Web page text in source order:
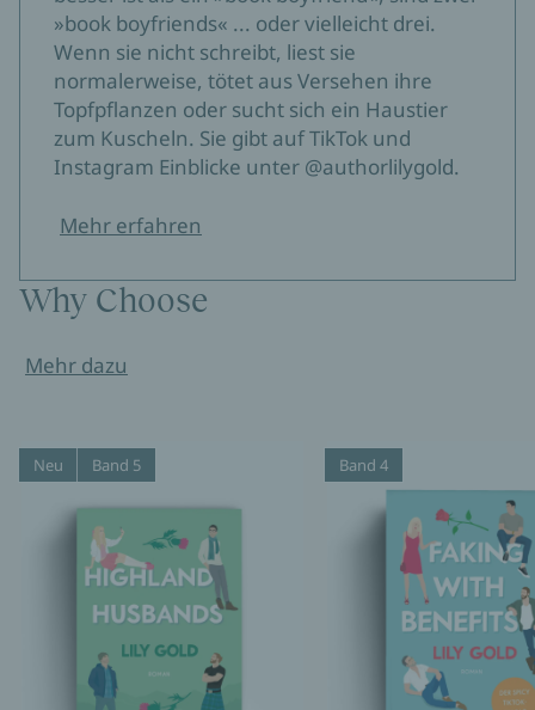
»book boyfriends« ... oder vielleicht drei.
Wenn sie nicht schreibt, liest sie
normalerweise, tötet aus Versehen ihre
Topfpflanzen oder sucht sich ein Haustier
zum Kuscheln. Sie gibt auf TikTok und
Instagram Einblicke unter @authorlilygold.
Mehr erfahren
Why Choose
Mehr dazu
Neu Band 5 Band 4